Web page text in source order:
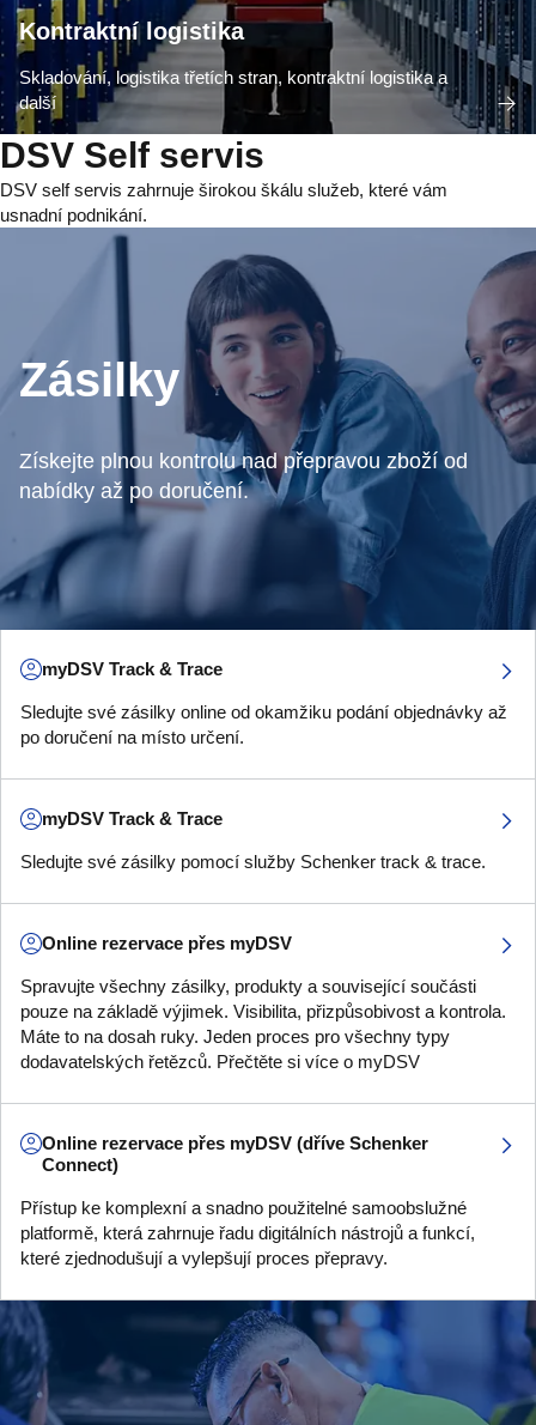
Kontraktní logistika
Skladování, logistika třetích stran, kontraktní logistika a
další
DSV Self servis
DSV self servis zahrnuje širokou škálu služeb, které vám
usnadní podnikání.
Zásilky
Získejte plnou kontrolu nad přepravou zboží od
nabídky až po doručení.
myDSV Track & Trace
Sledujte své zásilky online od okamžiku podání objednávky až
po doručení na místo určení.
myDSV Track & Trace
Sledujte své zásilky pomocí služby Schenker track & trace.
Online rezervace přes myDSV
Spravujte všechny zásilky, produkty a související součásti
pouze na základě výjimek. Visibilita, přizpůsobivost a kontrola.
Máte to na dosah ruky. Jeden proces pro všechny typy
dodavatelských řetězců. Přečtěte si více o myDSV
Online rezervace přes myDSV (dříve Schenker
Connect)
Přístup ke komplexní a snadno použitelné samoobslužné
platformě, která zahrnuje řadu digitálních nástrojů a funkcí,
které zjednodušují a vylepšují proces přepravy.